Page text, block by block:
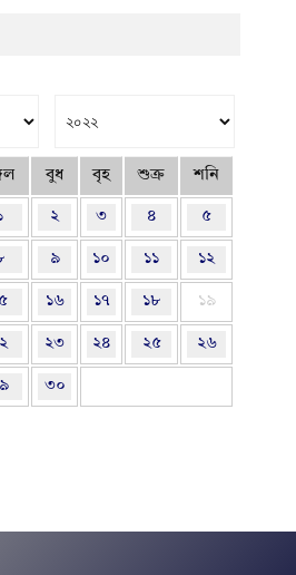
বুধ বৃহ শুক্র শনি
২ ৩ ৪ ৫
৯ ১০ ১১ ১২
১৬ ১৭ ১৮ ১৯
২৩ ২৪ ২৫ ২৬
৩০